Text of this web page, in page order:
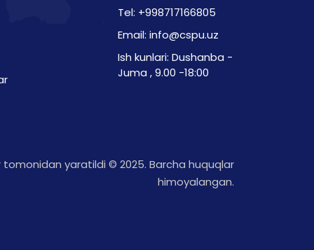
Tel: +998717166805
Email: info@cspu.uz
Ish kunlari: Dushanba -
Juma , 9.00 -18:00
yaratildi © 2025. Barcha huquqlar
himoyalangan.